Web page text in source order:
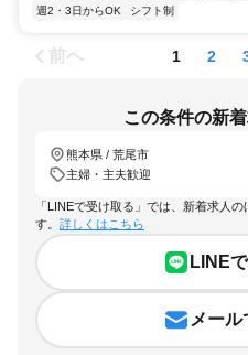
週2・3日からOK
シフト制
前へ 1 2
この条件の新
熊本県 / 荒尾市
主婦・主夫歓迎
「LINEで受け取る」では、新着求人
す。 詳しくはこちら
LINE
メー